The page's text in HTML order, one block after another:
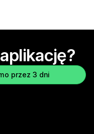
przez 3 dni